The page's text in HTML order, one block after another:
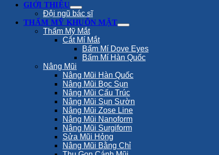
GIỚI THIỆU
Đội ngũ bác sĩ
THẨM MỸ KHUÔN MẶT
Thẩm Mỹ Mắt
Cắt Mí Mắt
Bấm Mí Dove Eyes
Bấm Mí Hàn Quốc
Nâng Mũi
Nâng Mũi Hàn Quốc
Nâng Mũi Bọc Sụn
Nâng Mũi Cấu Trúc
Nâng Mũi Sụn Sườn
Nâng Mũi Zose Line
Nâng Mũi Nanoform
Nâng Mũi Surgiform
Sửa Mũi Hỏng
Nâng Mũi Bằng Chỉ